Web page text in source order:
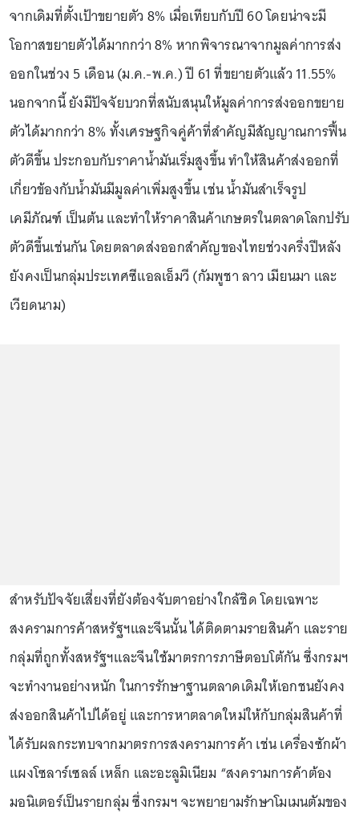
จากเดิมที่ตั้งเป้าขยายตัว 8% เมื่อเทียบกับปี 60 โดยน่าจะมี
โอกาสขยายตัวได้มากกว่า 8% หากพิจารณาจากมูลค่าการส่ง
ออกในช่วง 5 เดือน (ม.ค.-พ.ค.) ปี 61 ที่ขยายตัวแล้ว 11.55%
นอกจากนี้ ยังมีปัจจัยบวกที่สนับสนุนให้มูลค่าการส่งออกขยาย
ตัวได้มากกว่า 8% ทั้งเศรษฐกิจคู่ค้าที่สำคัญมีสัญญาณการฟื้น
ตัวดีขึ้น ประกอบกับราคาน้ำมันเริ่มสูงขึ้น ทำให้สินค้าส่งออกที่
เกี่ยวข้องกับน้ำมันมีมูลค่าเพิ่มสูงขึ้น เช่น น้ำมันสำเร็จรูป
เคมีภัณฑ์ เป็นต้น และทำให้ราคาสินค้าเกษตรในตลาดโลกปรับ
ตัวดีขึ้นเช่นกัน โดยตลาดส่งออกสำคัญของไทยช่วงครึ่งปีหลัง
ยังคงเป็นกลุ่มประเทศซีแอลเอ็มวี (กัมพูชา ลาว เมียนมา และ
เวียดนาม)
สำหรับปัจจัยเสี่ยงที่ยังต้องจับตาอย่างใกล้ชิด โดยเฉพาะ
สงครามการค้าสหรัฐฯและจีนนั้น ได้ติดตามรายสินค้า และราย
กลุ่มที่ถูกทั้งสหรัฐฯและจีนใช้มาตรการภาษีตอบโต้กัน ซึ่งกรมฯ
จะทำงานอย่างหนัก ในการรักษาฐานตลาดเดิมให้เอกชนยังคง
ส่งออกสินค้าไปได้อยู่ และการหาตลาดใหม่ให้กับกลุ่มสินค้าที่
ได้รับผลกระทบจากมาตรการสงครามการค้า เช่น เครื่องซักผ้า
แผงโซลาร์เซลล์ เหล็ก และอะลูมิเนียม “สงครามการค้าต้อง
มอนิเตอร์เป็นรายกลุ่ม ซึ่งกรมฯ จะพยายามรักษาโมเมนตัมของ